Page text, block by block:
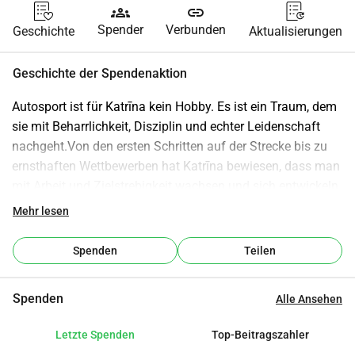
Geschichte
groups
Spender
link
Verbunden Aktualisierungen
Geschichte der Spendenaktion
Autosport ist für Katrīna kein Hobby. Es ist ein Traum, dem
sie mit Beharrlichkeit, Disziplin und echter Leidenschaft
nachgeht.Von den ersten Schritten auf der Strecke bis zu
ernsthaften Wettbewerben hat Katrīna bewiesen, dass man
kann. Jedes Training, jeder Start und jedes Ziel ist ein
nicht nur Talent, sondern auch enorme Investitionen Zeit,
Kraft und Ressourcen.Hinter Katrīna steht das Wullko
Weg glaubt und jeden Tag daran arbeitet, dass Katrīna
Mehr lesen
Spenden Teilen
Spenden Alle Ansehen
Letzte Spenden Top-Beitragszahler